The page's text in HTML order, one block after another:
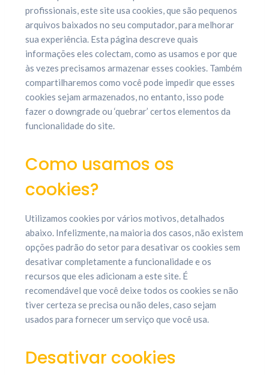
profissionais, este site usa cookies, que são pequenos
arquivos baixados no seu computador, para melhorar
sua experiência. Esta página descreve quais
informações eles colectam, como as usamos e por que
às vezes precisamos armazenar esses cookies. Também
compartilharemos como você pode impedir que esses
cookies sejam armazenados, no entanto, isso pode
fazer o downgrade ou ‘quebrar’ certos elementos da
funcionalidade do site.
Como usamos os
cookies?
Utilizamos cookies por vários motivos, detalhados
abaixo. Infelizmente, na maioria dos casos, não existem
opções padrão do setor para desativar os cookies sem
desativar completamente a funcionalidade e os
recursos que eles adicionam a este site. É
recomendável que você deixe todos os cookies se não
tiver certeza se precisa ou não deles, caso sejam
usados para fornecer um serviço que você usa.
Desativar cookies